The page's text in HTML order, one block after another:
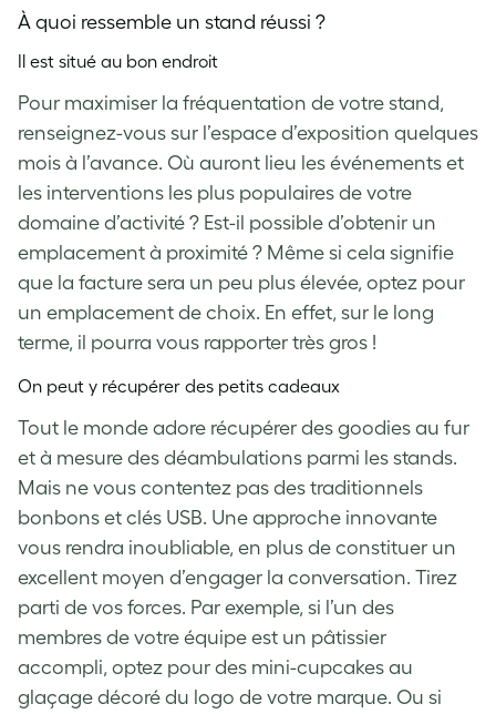
À quoi ressemble un stand réussi ?
Il est situé au bon endroit
Pour maximiser la fréquentation de votre stand,
renseignez-vous sur l’espace d’exposition quelques
mois à l’avance. Où auront lieu les événements et
les interventions les plus populaires de votre
domaine d’activité ? Est-il possible d’obtenir un
emplacement à proximité ? Même si cela signifie
que la facture sera un peu plus élevée, optez pour
un emplacement de choix. En effet, sur le long
terme, il pourra vous rapporter très gros !
On peut y récupérer des petits cadeaux
Tout le monde adore récupérer des goodies au fur
et à mesure des déambulations parmi les stands.
Mais ne vous contentez pas des traditionnels
bonbons et clés USB. Une approche innovante
vous rendra inoubliable, en plus de constituer un
excellent moyen d’engager la conversation. Tirez
parti de vos forces. Par exemple, si l’un des
membres de votre équipe est un pâtissier
accompli, optez pour des mini-cupcakes au
glaçage décoré du logo de votre marque. Ou si